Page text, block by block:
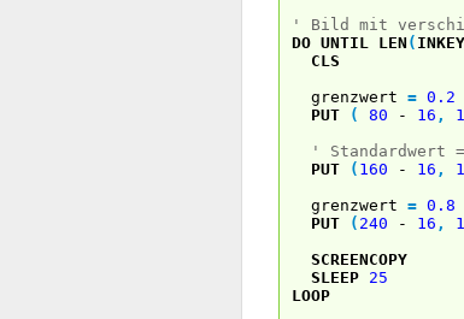
' Bild mit
DO UNTIL LEN ( INKEY
CLS
grenzwert = 0.2
PUT
( 80 - 16 ,
' Standardwert
PUT
( 160 - 16 ,
grenzwert = 0.8
PUT
( 240 - 16 ,
SCREENCOPY
SLEEP 25
LOOP